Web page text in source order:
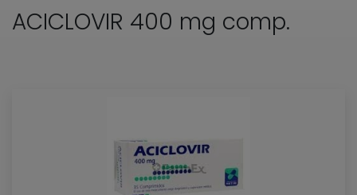
ACICLOVIR 400 mg comp.